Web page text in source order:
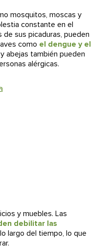
mosquitos, moscas y
constante en el
de sus picaduras, pueden
como el dengue y el
abejas también pueden
alérgicas.
y muebles. Las
debilitar las
largo del tiempo, lo que